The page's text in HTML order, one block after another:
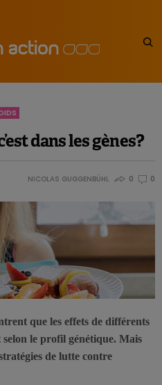
dans les gènes?
NICOLAS GUGGENBÜHL 0 0
que les effets de différents
le profil génétique. Mais
de lutte contre